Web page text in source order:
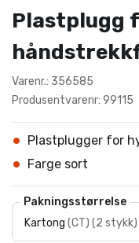
Plastplugg
Varenr.: 356585
Produsentvarenr: 99115
Plastplugger for
Farge sort
Pakningsstørrelse
Kartong (CT) (2 stykk)